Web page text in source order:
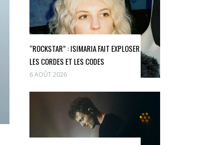
“ROCKSTAR” : ISIMARIA FAIT EXPLOSER
LES CORDES ET LES CODES
6 AOÛT 2026